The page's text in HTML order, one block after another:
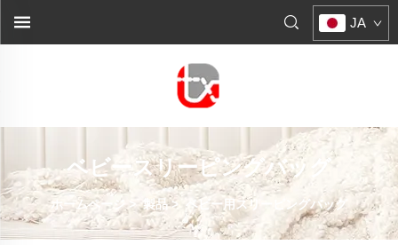
JA
ベビースリーピングバッグ
ホームページ>製品> ベビー用スリーピングバッグ